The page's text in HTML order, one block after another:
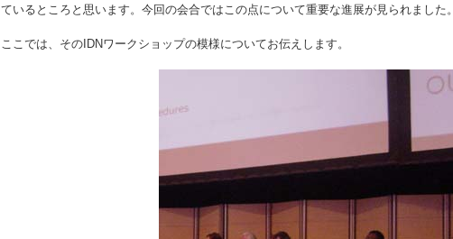
ているところと思います。今回の会合ではこの点について重要な進展が見られました。
ここでは、そのIDNワークショップの模様についてお伝えします。